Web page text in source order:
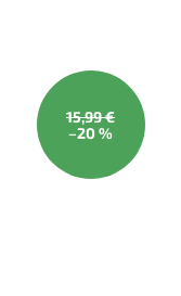
15,99 €
–20 %